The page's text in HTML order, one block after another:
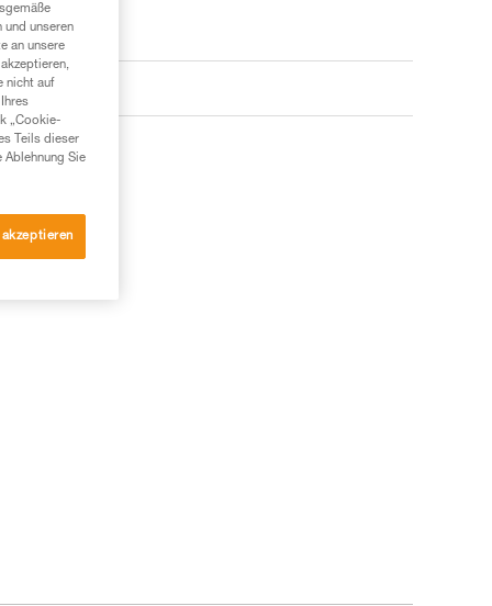
und unseren
an unsere
nicht auf
„Cookie-
Teils dieser
Ablehnung Sie